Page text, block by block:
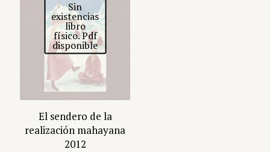
Sin
existencias
libro
físico. Pdf
disponible
El sendero de la
realización mahayana
2012